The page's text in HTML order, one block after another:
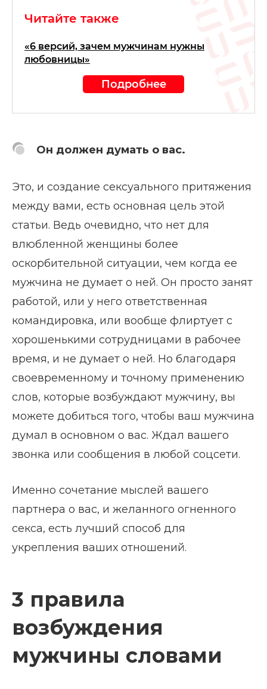
Читайте также
«6 версий, зачем мужчинам нужны
любовницы»
Подробнее
Он должен думать о вас.
Это, и создание сексуального притяжения
между вами, есть основная цель этой
статьи. Ведь очевидно, что нет для
влюбленной женщины более
оскорбительной ситуации, чем когда ее
мужчина не думает о ней. Он просто занят
работой, или у него ответственная
командировка, или вообще флиртует с
хорошенькими сотрудницами в рабочее
время, и не думает о ней. Но благодаря
своевременному и точному применению
слов, которые возбуждают мужчину, вы
можете добиться того, чтобы ваш мужчина
думал в основном о вас. Ждал вашего
звонка или сообщения в любой соцсети.
Именно сочетание мыслей вашего
партнера о вас, и желанного огненного
секса, есть лучший способ для
укрепления ваших отношений.
3 правила
возбуждения
мужчины словами